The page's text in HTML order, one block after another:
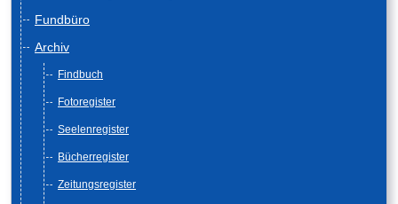
Fundbüro
Archiv
Findbuch
Fotoregister
Seelenregister
Bücherregister
Zeitungsregister